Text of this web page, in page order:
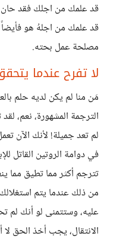
قد علمك من اجلك فقد
قد علمك من اجلهُ هو
مصلحة عمل بحته.
لا تفرح عندما
مَن منا لم يكن لديه حلم
الترجمة المشهورة، نعم،
لم تعد جميلة! لأنك الآن
في دوامة الروتين القاتل
تترجم أكثر مما تطيق مما
من ذلك عندما يتم
عليه، وستتمنى لو أنك لم
الانتقال، يجب أخذ الحق لا